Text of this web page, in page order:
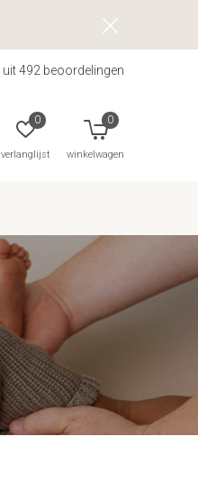
verlanglijst
0
winkelwagen
0
uit 492 beoordelingen